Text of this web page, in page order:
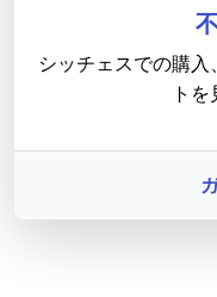
シッチェスでの購
ト